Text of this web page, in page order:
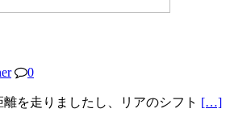
0
を走りましたし、リアのシフト […]